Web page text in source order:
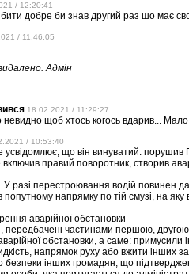
/ 12:20:41
добре би знав другий раз шо має
/ 11:46:05
Адмін
18.02.2021 / 11:29:27
невидно щоб хтось когось вдарив...
/ 10:53:40
усвідомлює, що він винуватий:
включив правий поворотник, створив
разі перестроювання водій повинен
попутному напрямку по тій смузі, на яку
аварійної обстановки
частинами першою, другою
обстановки, а саме: примусили
напрямок руху або вжити інших
безпеки інших громадян, що